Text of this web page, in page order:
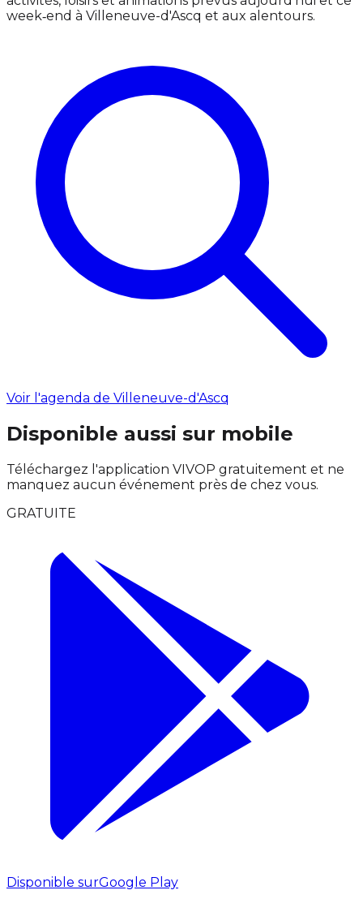
week‑end à Villeneuve-d'Ascq et aux alentours.
Voir l'agenda de Villeneuve-d'Ascq
Disponible aussi sur mobile
Téléchargez l'application VIVOP gratuitement et ne
manquez aucun événement près de chez vous.
GRATUITE
Disponible surGoogle Play